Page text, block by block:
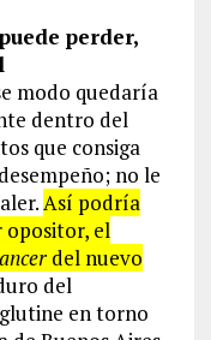
perder,
modo quedaría
dentro del
que consiga
no le
Así podría
opositor, el
del nuevo
del
en torno